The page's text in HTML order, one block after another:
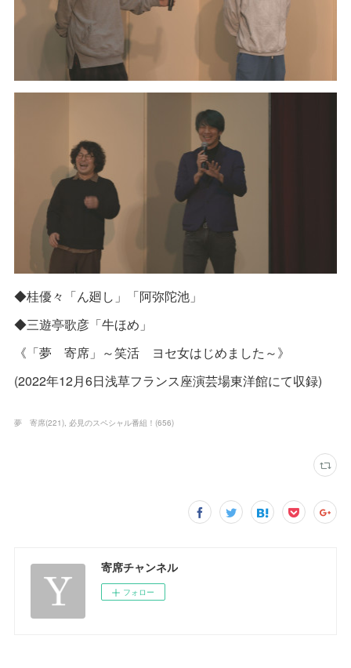
◆桂優々「ん廻し」「阿弥陀池」
◆三遊亭歌彦「牛ほめ」
《「夢 寄席」～笑活 ヨセ女はじめました～》
(2022年12月6日浅草フランス座演芸場東洋館にて収録)
夢 寄席(221) 必見のスペシャル番組！ (656)
寄席チャンネル
フォロー